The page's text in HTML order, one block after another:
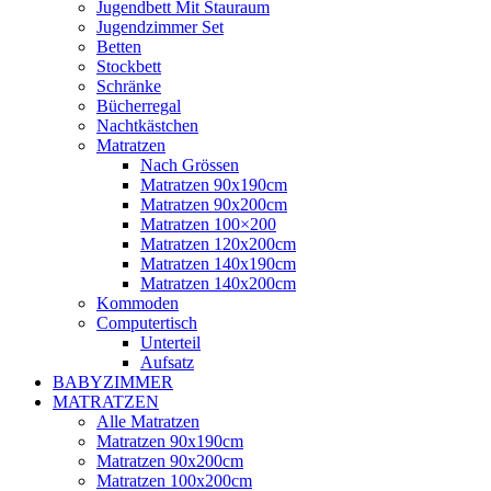
Jugendbett Mit Stauraum
Jugendzimmer Set
Betten
Stockbett
Schränke
Bücherregal
Nachtkästchen
Matratzen
Nach Grössen
Matratzen 90x190cm
Matratzen 90x200cm
Matratzen 100×200
Matratzen 120x200cm
Matratzen 140x190cm
Matratzen 140x200cm
Kommoden
Computertisch
Unterteil
Aufsatz
BABYZIMMER
MATRATZEN
Alle Matratzen
Matratzen 90x190cm
Matratzen 90x200cm
Matratzen 100x200cm